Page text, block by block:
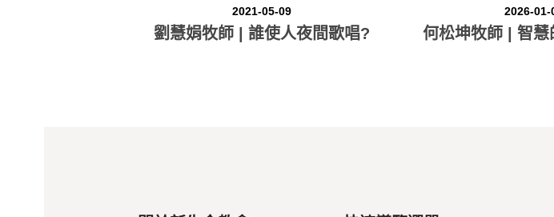
2021-05-09
劉慧娟牧師 | 誰使人夜間歌唱?
2026-01-
何松坤牧師 | 智慧